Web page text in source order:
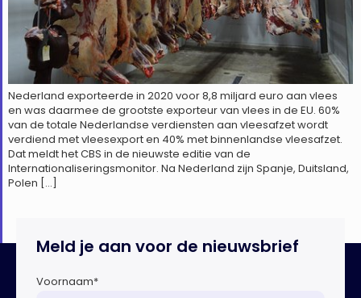
Nederland exporteerde in 2020 voor 8,8 miljard euro aan vlees
en was daarmee de grootste exporteur van vlees in de EU. 60%
van de totale Nederlandse verdiensten aan vleesafzet wordt
verdiend met vleesexport en 40% met binnenlandse vleesafzet.
Dat meldt het CBS in de nieuwste editie van de
Internationaliseringsmonitor. Na Nederland zijn Spanje, Duitsland,
Polen […]
Meld je aan voor de nieuwsbrief
Voornaam*